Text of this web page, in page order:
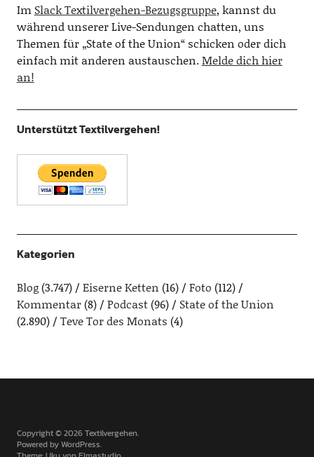
Im Slack Textilvergehen-Bezugsgruppe, kannst du
während unserer Live-Sendungen chatten, uns
Themen für „State of the Union“ schicken oder dich
einfach mit anderen austauschen.Melde dich hier
an!
Unterstützt Textilvergehen!
Kategorien
Blog(3.747) Eiserne Ketten (16) Foto (112)
Kommentar(8) Podcast(96)
State of the Union
(2.890)
Teve Tor des Monats (4)
Copyright © 2026 Textilvergehen
Powered byWordPress